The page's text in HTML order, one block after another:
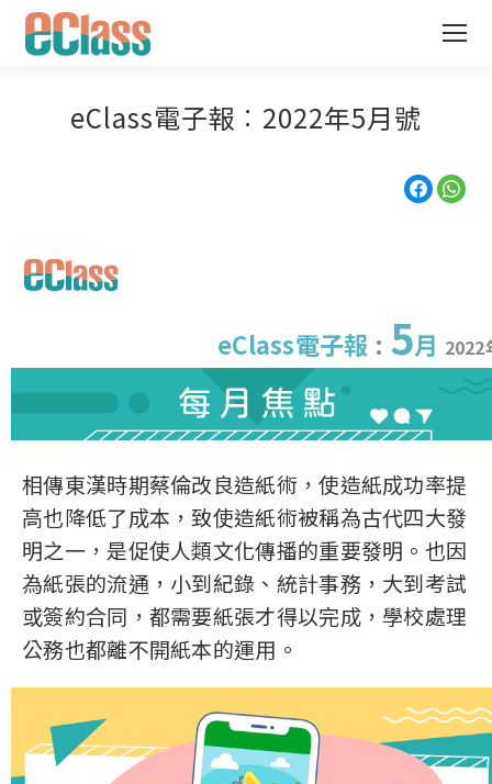
eClass電子報︰2022年5月號
eClass電子報 : 5月 2022
相傳東漢時期蔡倫改良造紙術，使造紙成功率提
高也降低了成本，致使造紙術被稱為古代四大發
明之一，是促使人類文化傳播的重要發明。也因
為紙張的流通，小到紀錄、統計事務，大到考試
或簽約合同，都需要紙張才得以完成，學校處理
公務也都離不開紙本的運用。